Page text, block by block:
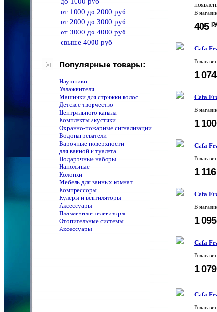
от 1000 до 2000 руб
от 2000 до 3000 руб
от 3000 до 4000 руб
свыше 4000 руб
Популярные товары:
Наушники
Увлажнители
Машинки для стрижки волос
Детское творчество
Центрального канала
Комплекты акустики
Охранно-пожарные сигнализации
Водонагреватели
Варочные поверхности
для ванной и туалета
Подарочные наборы
Напольные
Колонки
Мебель для ванных комнат
Компрессоры
Кулеры и вентиляторы
Аксессуары
Плазменные телевизоры
Отопительные системы
Аксессуары
В
405
Cafa
В
1
Cafa
В
1
Cafa
В
1
Cafa
В
1
Cafa
В
1
Cafa
В